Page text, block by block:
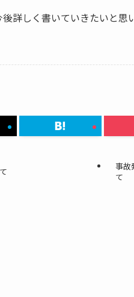
詳しく書いていきたいと思
事故
て